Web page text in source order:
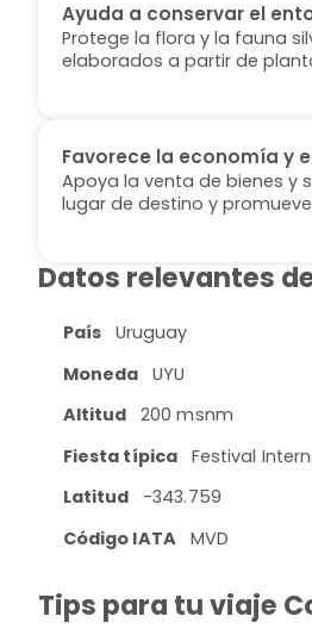
Ayuda a conservar el
Protege la flora y la fauna
elaborados a partir de
Favorece la economía y
Apoya la venta de bienes y
lugar de destino y
Datos relevantes
País Uruguay
Moneda UYU
Altitud
200 msnm
Fiesta típica Festival
Latitud
-343.759
Código IATA
MVD
Tips para tu viaje